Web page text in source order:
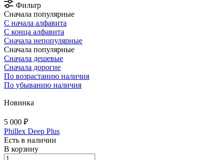
Фильтр
Сначала популярные
С начала алфавита
С конца алфавита
Сначала непопулярные
Сначала популярные
Сначала дешевые
Сначала дорогие
По возрастанию наличия
По убыванию наличия
Новинка
5 000 ₽
Phillex Deep Plus
Есть в наличии
В корзину